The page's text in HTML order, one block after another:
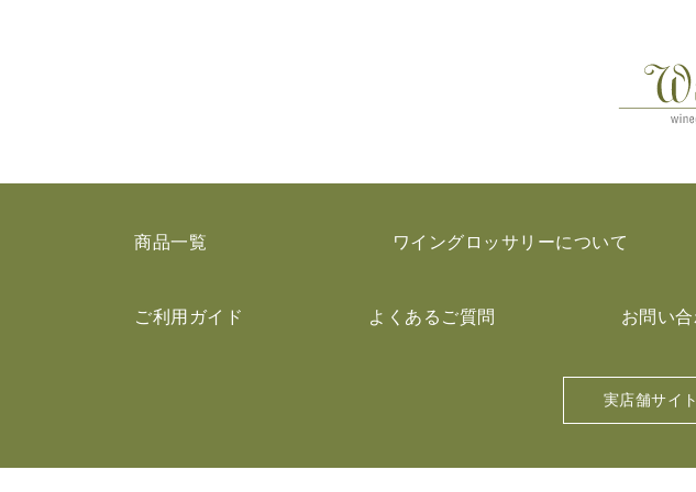
商品一覧 ワイングロッサリーについて
ご利用ガイド よくあるご質問 お問い
実店舗サイト